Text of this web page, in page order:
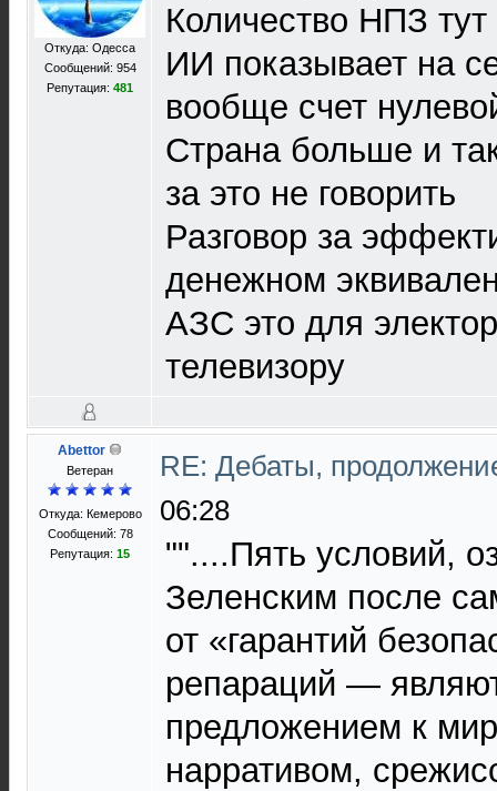
Откуда: Одесса
Сообщений: 954
Репутация: 481
Количество НПЗ
ИИ показывает на
вообще счет
Страна больше и
за это не говорить
Разговор за
денежном
АЗС это для
телевизору
Abettor
Ветеран
Откуда: Кемерово
Сообщений: 78
Репутация: 15
RE: Дебаты,
06:28
""....Пять условий,
Зеленским после
от «гарантий
репараций —
предложением к
нарративом,